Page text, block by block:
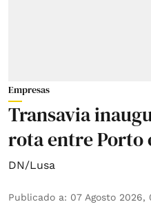
Empresas
Transavia
rota entre Porto
DN/Lusa
Publicado a: 07 Agosto 2026,